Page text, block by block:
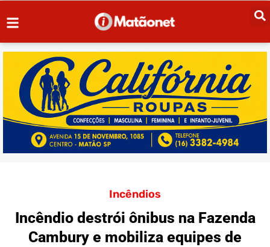
Incêndios
Incêndio destrói ônibus na Fazenda
Cambury e mobiliza equipes de